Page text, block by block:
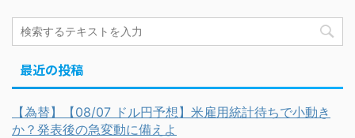
最近の投稿
【為替】【08/07 ドル円予想】米雇用統計待ちで小動き
か？発表後の急変動に備えよ